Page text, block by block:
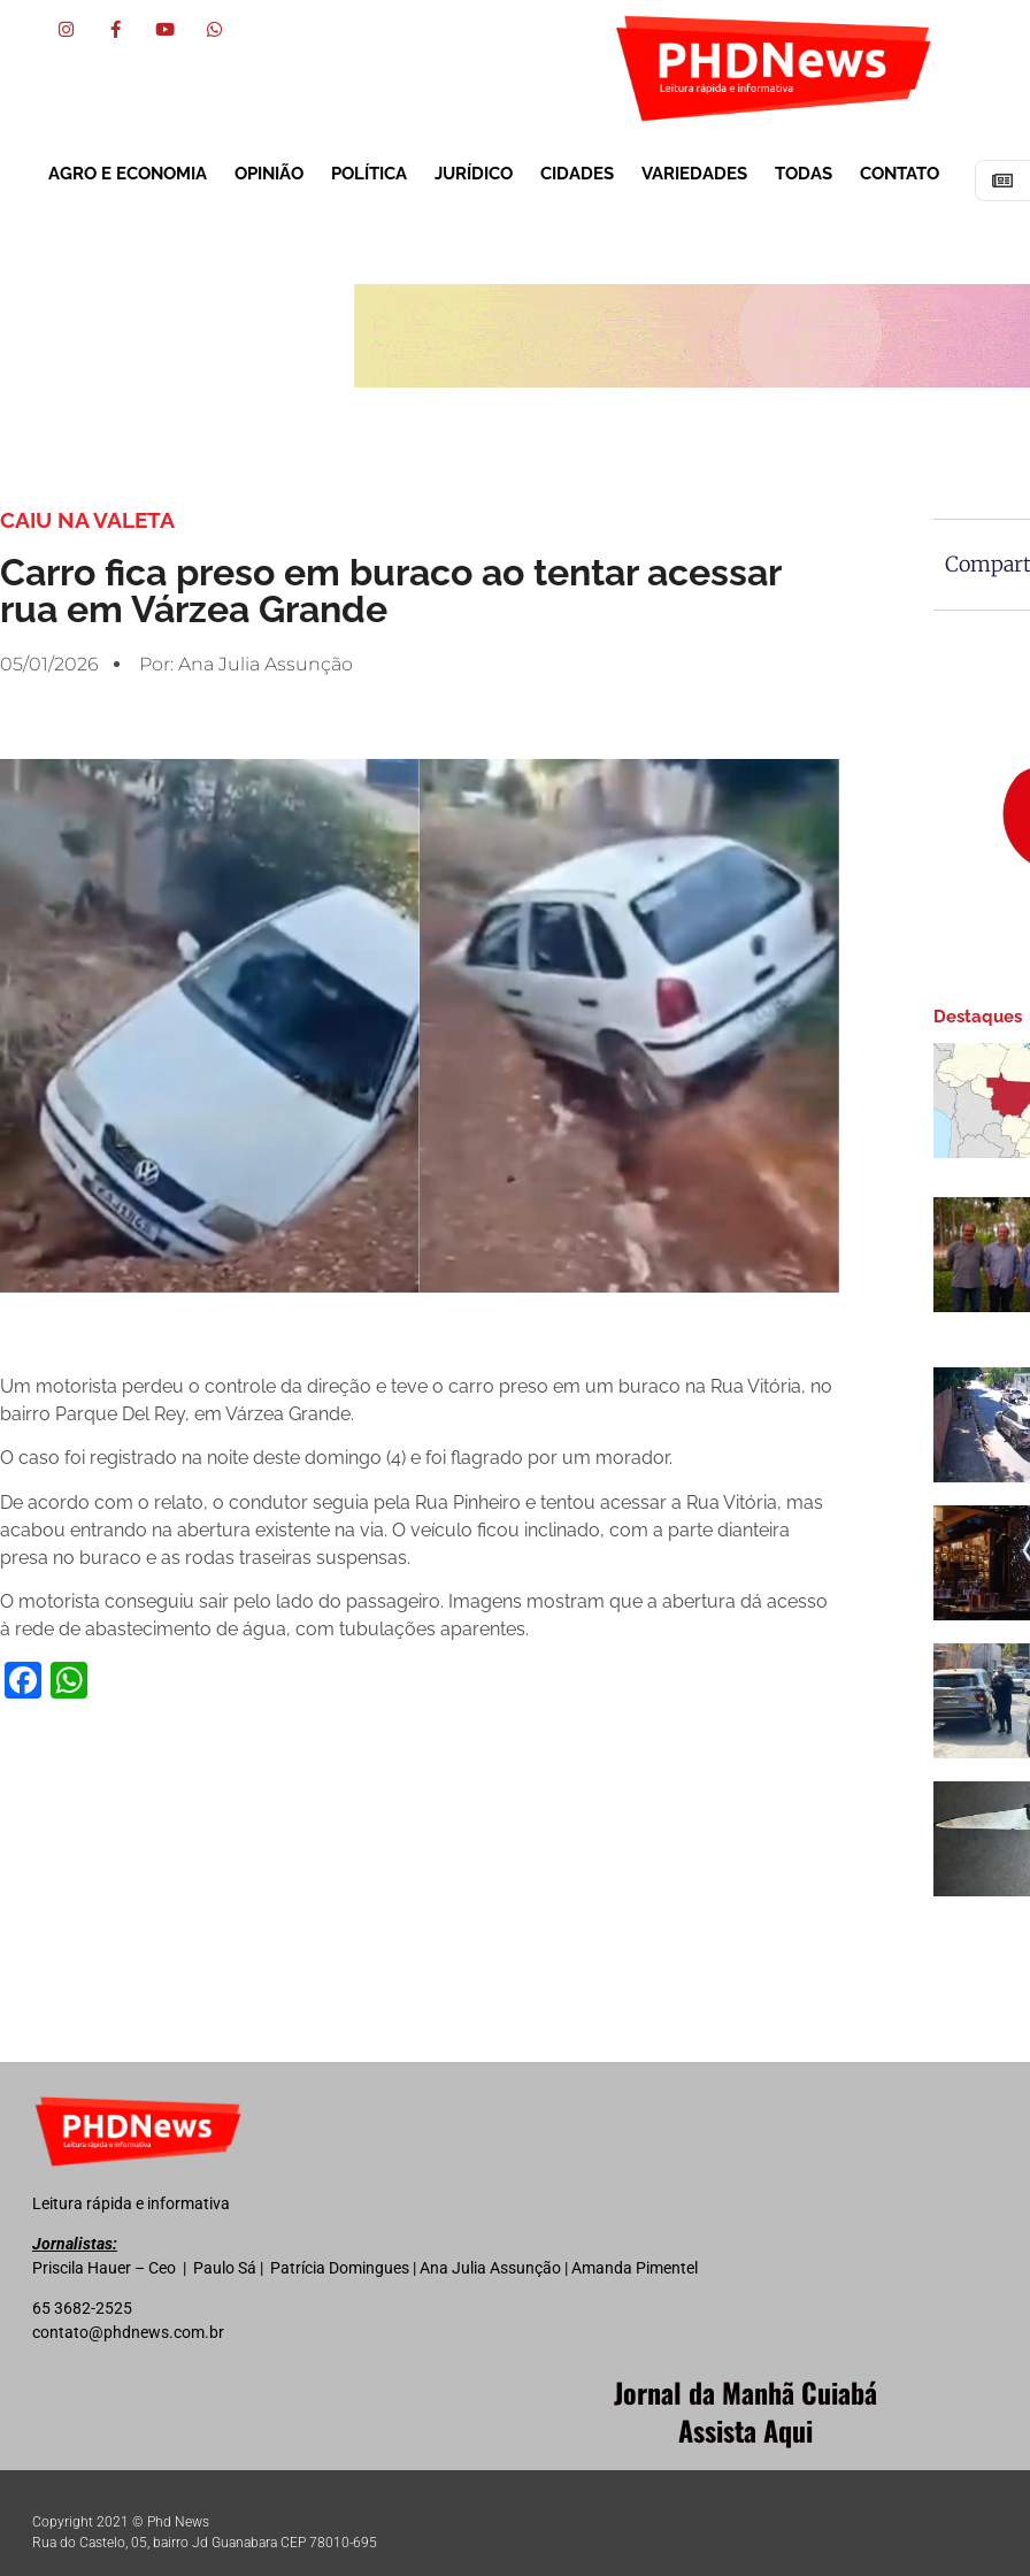
AGRO E ECONOMIA OPINIÃO POLÍTICA JURÍDICO CIDADES VARIEDADES TODAS CONTATO
CAIU NA VALETA
Carro fica preso em buraco ao tentar acessar
rua em Várzea Grande
05/01/2026 Por: Ana Julia Assunção
Um motorista perdeu o controle da direção e teve o carro preso em um buraco na Rua Vitória, no
bairro Parque Del Rey, em Várzea Grande.
O caso foi registrado na noite deste domingo (4) e foi flagrado por um morador.
De acordo com o relato, o condutor seguia pela Rua Pinheiro e tentou acessar a Rua Vitória, mas
acabou entrando na abertura existente na via. O veículo ficou inclinado, com a parte dianteira
presa no buraco e as rodas traseiras suspensas.
O motorista conseguiu sair pelo lado do passageiro. Imagens mostram que a abertura dá acesso
à rede de abastecimento de água, com tubulações aparentes.
Facebook
Destaques
Leitura rápida e informativa
Jornalistas:
Priscila Hauer – Ceo | Paulo Sá | Patrícia Domingues | Ana Julia Assunção | Amanda Pimentel
65 3682-2525
contato@phdnews.com.br
Jornal da Manhã Cuiabá
Assista Aqui
Copyright 2021 © Phd News
Rua do Castelo, 05, bairro Jd Guanabara CEP 78010-695